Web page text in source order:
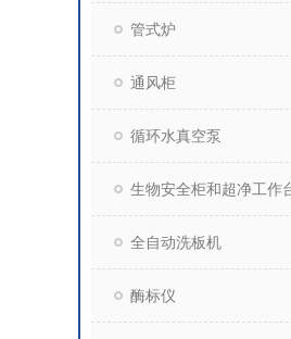
管式炉
通风柜
循环水真空泵
生物安全柜和超净工作
全自动洗板机
酶标仪